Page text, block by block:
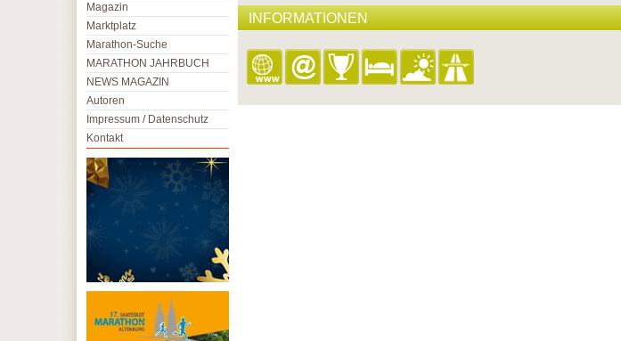
INFORMATIONEN
Magazin
Marktplatz
Marathon-Suche
MARATHON JAHRBUCH
NEWS MAGAZIN
Autoren
Impressum / Datenschutz
Kontakt